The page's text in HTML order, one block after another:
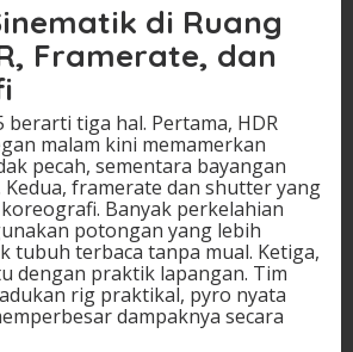
di Ruang
Framerate, dan
berarti tiga hal. Pertama, HDR
malam kini memamerkan
pecah, sementara bayangan
framerate dan shutter yang
Banyak perkelahian
potongan yang lebih
tubuh terbaca tanpa mual. Ketiga,
dengan praktik lapangan. Tim
rig praktikal, pyro nyata
dampaknya secara